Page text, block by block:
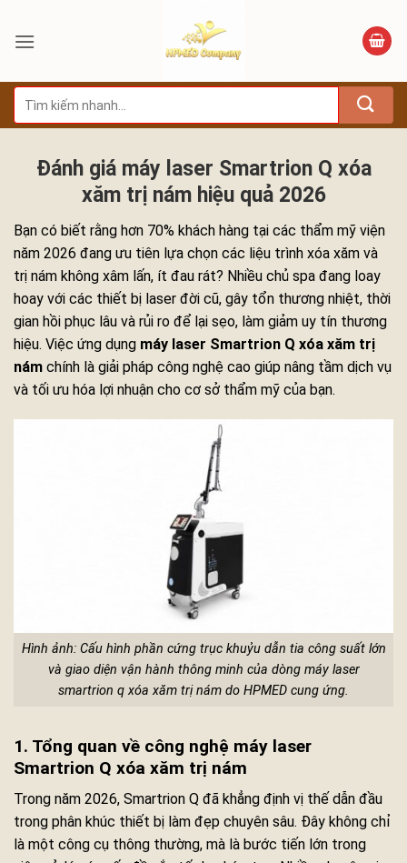
qua
dung
Tìm
kiếm:
Đánh giá máy laser Smartrion Q xóa
xăm trị nám hiệu quả 2026
Bạn có biết rằng hơn 70% khách hàng tại các thẩm mỹ viện
năm 2026 đang ưu tiên lựa chọn các liệu trình xóa xăm và
trị nám không xâm lấn, ít đau rát? Nhiều chủ spa đang loay
hoay với các thiết bị laser đời cũ, gây tổn thương nhiệt, thời
gian hồi phục lâu và rủi ro để lại sẹo, làm giảm uy tín thương
hiệu. Việc ứng dụng máy laser Smartrion Q xóa xăm trị
nám chính là giải pháp công nghệ cao giúp nâng tầm dịch vụ
và tối ưu hóa lợi nhuận cho cơ sở thẩm mỹ của bạn.
Hình ảnh: Cấu hình phần cứng trục khuỷu dẫn tia công suất lớn
và giao diện vận hành thông minh của dòng máy laser
smartrion q xóa xăm trị nám do HPMED cung ứng.
1. Tổng quan về công nghệ máy laser
Smartrion Q xóa xăm trị nám
Trong năm 2026, Smartrion Q đã khẳng định vị thế dẫn đầu
trong phân khúc thiết bị làm đẹp chuyên sâu. Đây không chỉ
là một công cụ thông thường, mà là bước tiến lớn trong